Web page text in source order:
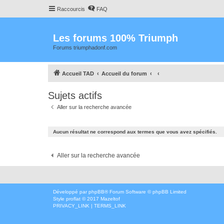
Raccourcis FAQ
Les forums 100% Triumph
Forums triumphadonf.com
Accueil TAD Accueil du forum
Sujets actifs
Aller sur la recherche avancée
Aucun résultat ne correspond aux termes que vous avez spécifiés.
Aller sur la recherche avancée
Développé par phpBB® Forum Software © phpBB Limited
Style proflat © 2017 Mazeltof
PRIVACY_LINK | TERMS_LINK